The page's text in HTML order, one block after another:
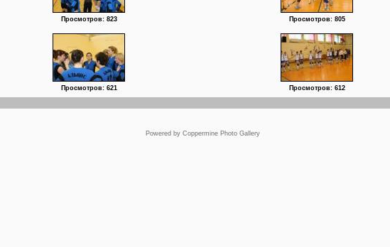
Просмотров: 823 Просмотров: 805
Просмотров: 621 Просмотров: 612
Powered by Coppermine Photo Gallery